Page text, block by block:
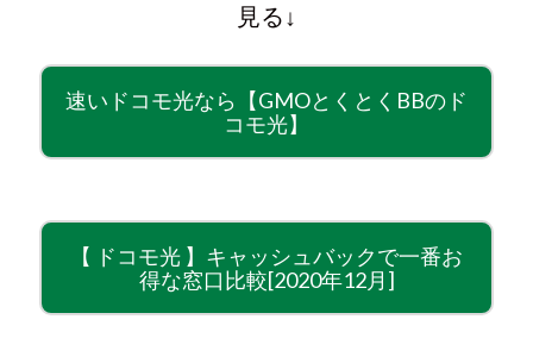
見る↓
速いドコモ光なら【GMOとくとくBBのド
コモ光】
【 ドコモ光 】キャッシュバックで一番お
得な窓口比較[2020年12月]